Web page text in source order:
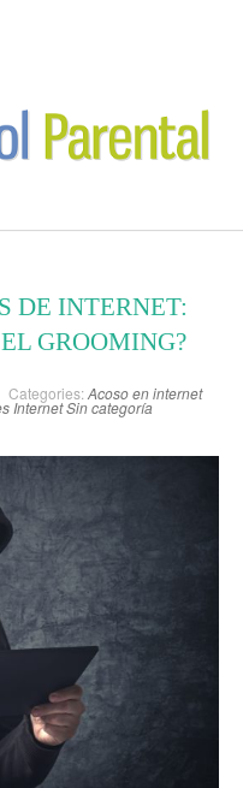
DE INTERNET:
GROOMING?
Categories: Acoso en internet
InternetSin categoría